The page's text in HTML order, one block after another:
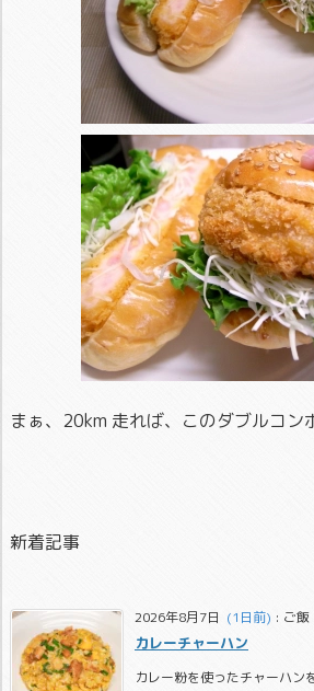
まぁ、20km 走れば、このダブルコン
新着記事
2026年8月7日
  (1日前)
: ご飯
カレーチャーハン
カレー粉を使ったチャーハン